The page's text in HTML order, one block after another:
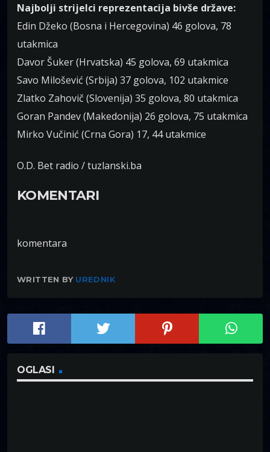
Najbolji strijelci reprezentacija bivše države:
Edin Džeko (Bosna i Hercegovina) 46 golova, 78
utakmica
Davor Šuker (Hrvatska) 45 golova, 69 utakmica
Savo Milošević (Srbija) 37 golova, 102 utakmice
Zlatko Zahovič (Slovenija) 35 golova, 80 utakmica
Goran Pandev (Makedonija) 26 golova, 75 utakmica
Mirko Vučinić (Crna Gora) 17, 44 utakmice
O.D. Bet radio / tuzlanski.ba
KOMENTARI
komentara
WRITTEN BY UREDNIK
OGLASI